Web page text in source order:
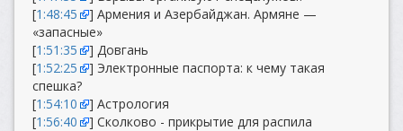
[1:48:45
] Армения и Азербайджан. Армяне —
«запасные»
[1:51:35
] Довгань
[1:52:25
] Электронные паспорта: к чему такая
спешка?
[1:54:10
] Астрология
[1:56:40 ] Сколково - прикрытие для распила